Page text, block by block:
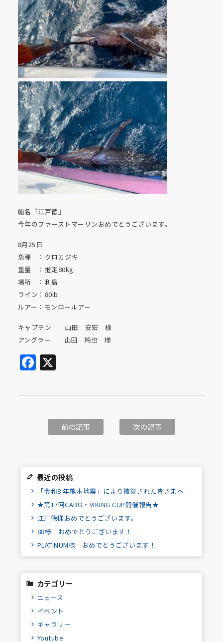
船名『江戸徳』
今年のファーストマーリンおめでとうございます。
8月25日
魚種 ：クロカジキ
重量 ：推定80kg
場所 ：利島
ライン：80lb
ルアー：モンロールアー
キャプテン 山田 安宏 様
アングラー 山田 純也 様
Facebook
X
前の記事 次の記事
最近の投稿
「令和8 年熊本地震」により被災された皆さまへ
★第17回CABO・VIKING CUP開催報告★
江戸徳様おめでとうございます。
88様 おめでとうございます！
PLATINUM様 おめでとうございます！
カテゴリー
ニュース
イベント
ギャラリー
Youtube